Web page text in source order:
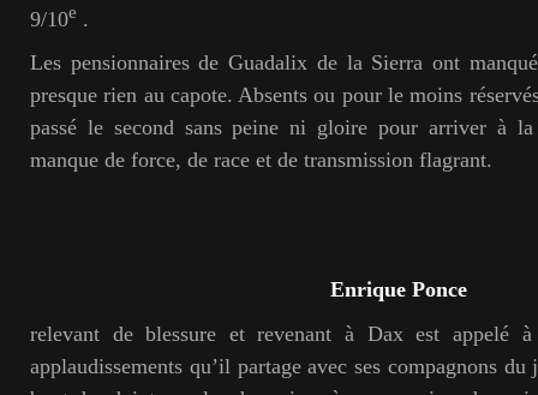
9/10e .
Les pensionnaires de Guadalix de la Sierra ont
presque rien au capote. Absents ou pour le moins
passé le second sans peine ni gloire pour arriver à
manque de force, de race et de transmission flagrant.
Enrique Ponce
relevant de blessure et revenant à Dax est appelé
applaudissements qu’il partage avec ses compagnons